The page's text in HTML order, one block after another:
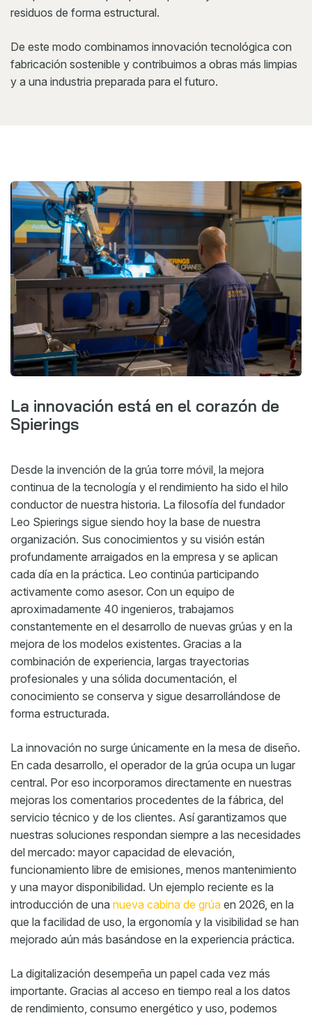
residuos de forma estructural.
De este modo combinamos innovación tecnológica con
fabricación sostenible y contribuimos a obras más limpias
y a una industria preparada para el futuro.
La innovación está en el corazón de
Spierings
Desde la invención de la grúa torre móvil, la mejora
continua de la tecnología y el rendimiento ha sido el hilo
conductor de nuestra historia. La filosofía del fundador
Leo Spierings sigue siendo hoy la base de nuestra
organización. Sus conocimientos y su visión están
profundamente arraigados en la empresa y se aplican
cada día en la práctica. Leo continúa participando
activamente como asesor. Con un equipo de
aproximadamente 40 ingenieros, trabajamos
constantemente en el desarrollo de nuevas grúas y en la
mejora de los modelos existentes. Gracias a la
combinación de experiencia, largas trayectorias
profesionales y una sólida documentación, el
conocimiento se conserva y sigue desarrollándose de
forma estructurada.
La innovación no surge únicamente en la mesa de diseño.
En cada desarrollo, el operador de la grúa ocupa un lugar
central. Por eso incorporamos directamente en nuestras
mejoras los comentarios procedentes de la fábrica, del
servicio técnico y de los clientes. Así garantizamos que
nuestras soluciones respondan siempre a las necesidades
del mercado: mayor capacidad de elevación,
funcionamiento libre de emisiones, menos mantenimiento
y una mayor disponibilidad. Un ejemplo reciente es la
introducción de una nueva cabina de grúa en 2026, en la
que la facilidad de uso, la ergonomía y la visibilidad se han
mejorado aún más basándose en la experiencia práctica.
La digitalización desempeña un papel cada vez más
importante. Gracias al acceso en tiempo real a los datos
de rendimiento, consumo energético y uso, podemos